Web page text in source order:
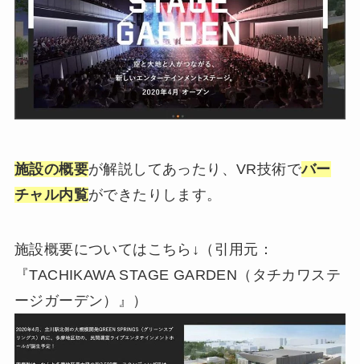
施設の概要が解説してあったり、VR技術でバー
チャル内覧ができたりします。
施設概要についてはこちら↓（引用元：
『TACHIKAWA STAGE GARDEN（タチカワステ
ージガーデン）』）